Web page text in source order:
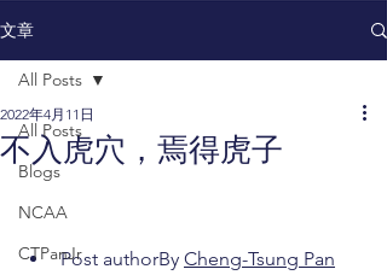
文章
All Posts
Blogs
NCAA
CTPanJr
All Posts
不入虎穴，焉得虎子
2022年4月11日
Post authorBy Cheng-Tsung Pan